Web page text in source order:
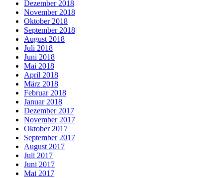
Dezember 2018
November 2018
Oktober 2018
September 2018
August 2018
Juli 2018
Juni 2018
Mai 2018
April 2018
März 2018
Februar 2018
Januar 2018
Dezember 2017
November 2017
Oktober 2017
September 2017
August 2017
Juli 2017
Juni 2017
Mai 2017